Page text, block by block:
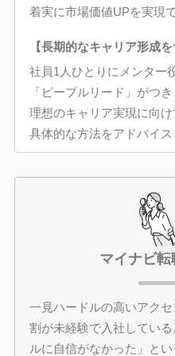
着実に市場価値UPを実現
【長期的なキャリア形成を
社員1人ひとりにメンター
「ピープルリード」がつき
理想のキャリア実現に向
具体的な方法をアドバイス
マイナビ転
一見ハードルの高いアク
割が未経験で入社してい
ルに自信がなかった」と